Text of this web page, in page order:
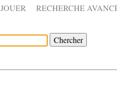
JOUER RECHERCHE